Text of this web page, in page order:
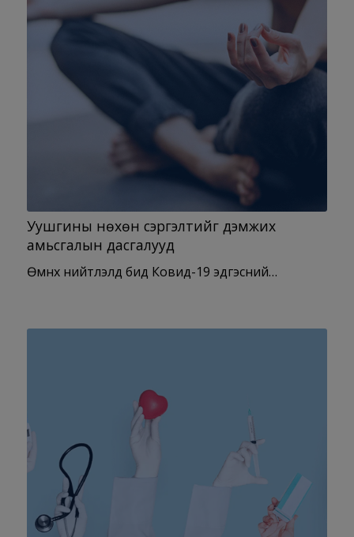
Уушгины нөхөн сэргэлтийг дэмжих
амьсгалын дасгалууд
Өмнөх нийтлэлд бид Ковид-19 эдгэсний…